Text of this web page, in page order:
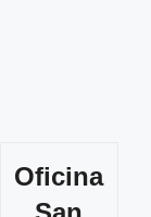
Oficina